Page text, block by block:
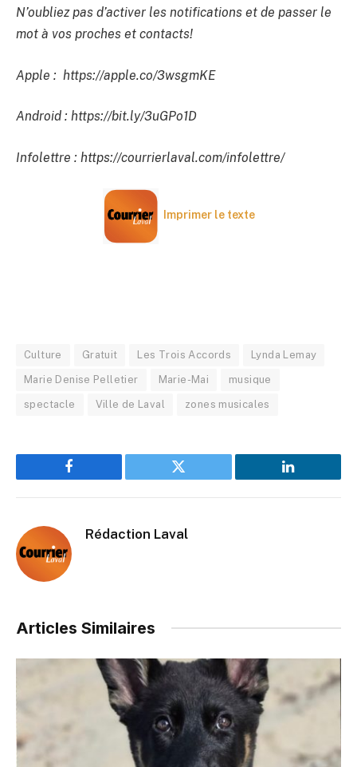
N’oubliez pas d’activer les notifications et de passer le
mot à vos proches et contacts!
Apple : https://apple.co/3wsgmKE
Android : https://bit.ly/3uGPo1D
Infolettre : https://courrierlaval.com/infolettre/
Imprimer le texte
Culture Gratuit Les Trois Accords Lynda Lemay
Marie Denise Pelletier Marie-Mai musique
spectacle Ville de Laval zones musicales
Facebook Twitter LinkedIn
Rédaction Laval
Articles Similaires